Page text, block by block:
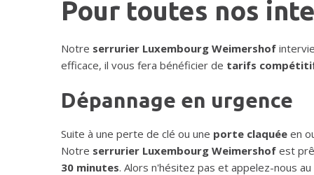
Pour toutes nos
Notre serrurier Luxembourg Weimershof
efficace, il vous fera bénéficier de tarifs
Dépannage en urgence
Suite à une perte de clé ou une porte claquée en
Notre serrurier Luxembourg Weimershof est
30 minutes. Alors n'hésitez pas et appelez-nous au